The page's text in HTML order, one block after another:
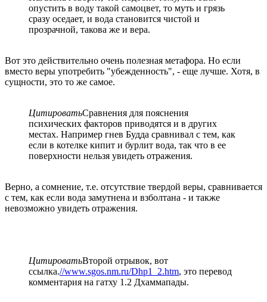
опустить в воду такой самоцвет, то муть и грязь
сразу оседает, и вода становится чистой и
прозрачной, такова же и вера.
Вот это действительно очень полезная метафора. Но если
вместо веры употребить "убежденность", - еще лучше. Хотя, в
сущности, это то же самое.
ЦитироватьСравнения для пояснения
психических факторов приводятся и в других
местах. Например гнев Будда сравнивал с тем, как
если в котелке кипит и бурлит вода, так что в ее
поверхности нельзя увидеть отражения.
Верно, а сомнение, т.е. отсутствие твердой веры, сравнивается
с тем, как если вода замутнена и взболтана - и также
невозможно увидеть отражения.
ЦитироватьВторой отрывок, вот
ссылка.//www.sgos.nm.ru/Dhp1_2.htm, это перевод
комментария на гатху 1.2 Дхаммапады.